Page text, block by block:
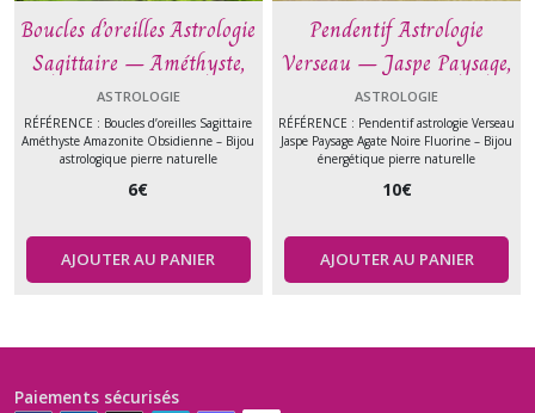
Boucles d’oreilles Astrologie
Sagittaire – Améthyste,
Amazonite et Obsidienne –
Pierre naturelle
ASTROLOGIE
RÉFÉRENCE : Boucles d’oreilles Sagittaire
Améthyste Amazonite Obsidienne – Bijou
astrologique pierre naturelle
6€
AJOUTER AU PANIER
Pendentif Astrologie
Verseau – Jaspe Paysage,
Agate Noire et Fluorine –
Pierre naturelle
ASTROLOGIE
RÉFÉRENCE : Pendentif astrologie Verseau
Jaspe Paysage Agate Noire Fluorine – Bijou
énergétique pierre naturelle
10€
AJOUTER AU PANIER
Paiements sécurisés